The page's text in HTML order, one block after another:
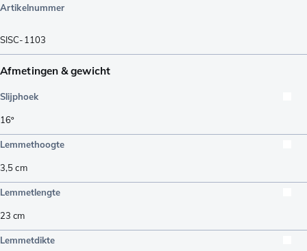
Artikelnummer
SISC-1103
Afmetingen & gewicht
Slijphoek
16º
Lemmethoogte
3,5cm
Lemmetlengte
23 cm
Lemmetdikte